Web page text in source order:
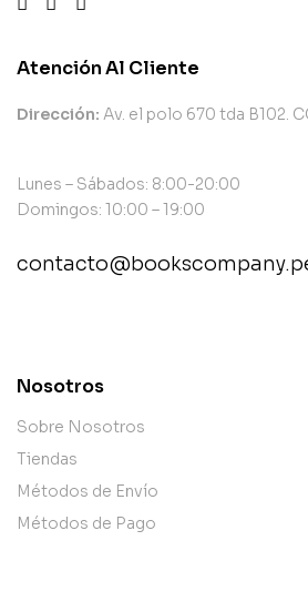
Atención Al Cliente
Dirección: Av. el polo 670 tda B102.
Lunes – Sábados: 8:00-20:00
Domingos: 10:00 – 19:00
Nosotros
Sobre Nosotros
Tiendas
Métodos de Envío
Métodos de Pago